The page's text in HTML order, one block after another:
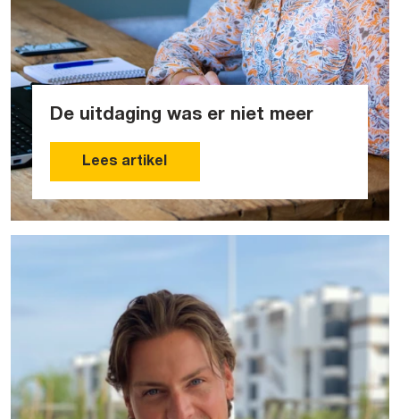
De uitdaging was er niet meer
Lees artikel